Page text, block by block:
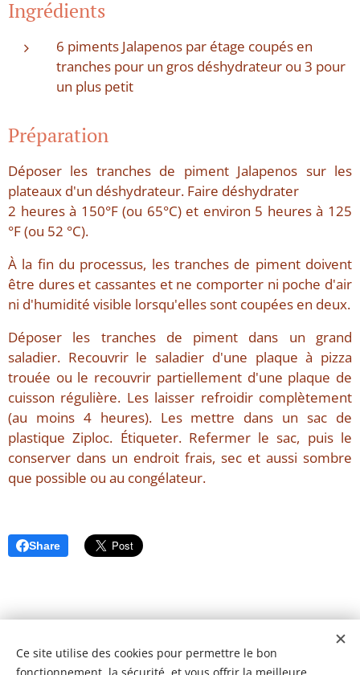
Ingrédients
6 piments Jalapenos par étage coupés en
tranches pour un gros déshydrateur ou 3 pour
un plus petit
Préparation
Déposer les tranches de piment Jalapenos sur les
plateaux d'un déshydrateur. Faire déshydrater
2 heures à 150°F (ou 65°C) et environ 5 heures à 125
°F (ou 52 °C).
À la fin du processus, les tranches de piment doivent
être dures et cassantes et ne comporter ni poche d'air
ni d'humidité visible lorsqu'elles sont coupées en deux.
Déposer les tranches de piment dans un grand
saladier. Recouvrir le saladier d'une plaque à pizza
trouée ou le recouvrir partiellement d'une plaque de
cuisson régulière. Les laisser refroidir complètement
(au moins 4 heures). Les mettre dans un sac de
plastique Ziploc. Étiqueter. Refermer le sac, puis le
conserver dans un endroit frais, sec et aussi sombre
que possible ou au congélateur.
Share
Ce site utilise des cookies pour permettre le bon